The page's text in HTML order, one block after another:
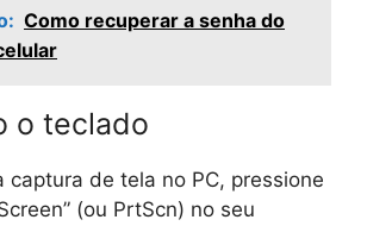
Como recuperar a senha do
o teclado
captura de tela no PC, pressione
(ou PrtScn) no seu